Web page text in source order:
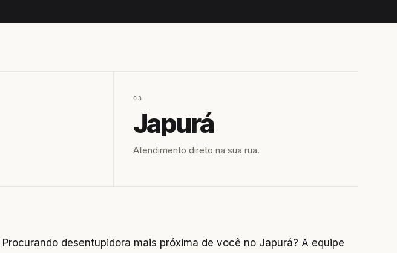
03
Japurá
Atendimento direto na sua rua.
Procurando desentupidora mais próxima de você no Japurá? A equipe